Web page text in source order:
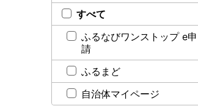
すべて
ふるなびワンストップ e申
請
ふるまど
自治体マイページ